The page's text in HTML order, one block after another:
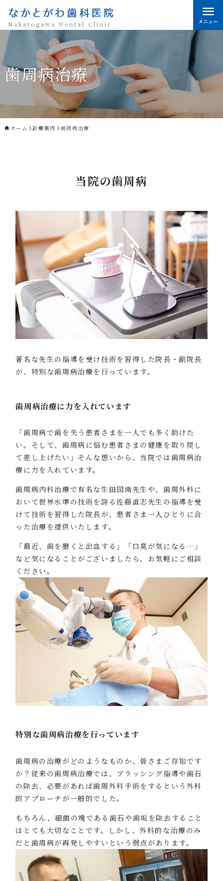
なかとがわ歯科医院
Nakatogawa Dental Clinic メニュー
歯周病治療
ホーム 診療案内 歯周病治療
当院の歯周病
著名な先生の指導を受け技術を習得した院長・副院長
が、特別な歯周病治療を行っています。
歯周病治療に力を入れています
「歯周病で歯を失う患者さまを一人でも多く助けた
い。そして、歯周病に悩む患者さまの健康を取り戻し
て差し上げたい」そんな想いから、当院では歯周病治
療に力を入れています。
歯周病内科治療で有名な生田図南先生や、歯周外科に
おいて世界水準の技術を誇る佐藤直志先生の指導を受
けて技術を習得した院長が、患者さま一人ひとりに合
った治療を提供いたします。
「最近、歯を磨くと出血する」「口臭が気になる…」
など気になることがございましたら、お気軽にご相談
ください。
特別な歯周病治療を行っています
歯周病の治療がどのようなものか、皆さまご存知です
か？従来の歯周病治療では、ブラッシング指導や歯石
の除去、必要があれば歯周外科手術をするという外科
的アプローチが一般的でした。
もちろん、細菌の塊である歯石や歯垢を除去すること
はとても大切なことです。しかし、外科的な治療のみ
だと歯周病が再発しやすいという弱点があります。